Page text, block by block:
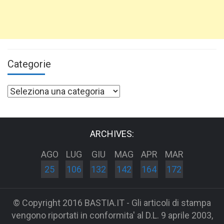
Categorie
Categorie
ARCHIVES:
AGO
25
LUG
106
GIU
132
MAG
142
APR
164
MAR
172
© Copyright 2016 BASTIA.IT - Gli articoli di stampa
vengono riportati in conformita' al D.L. 9 aprile 2003,